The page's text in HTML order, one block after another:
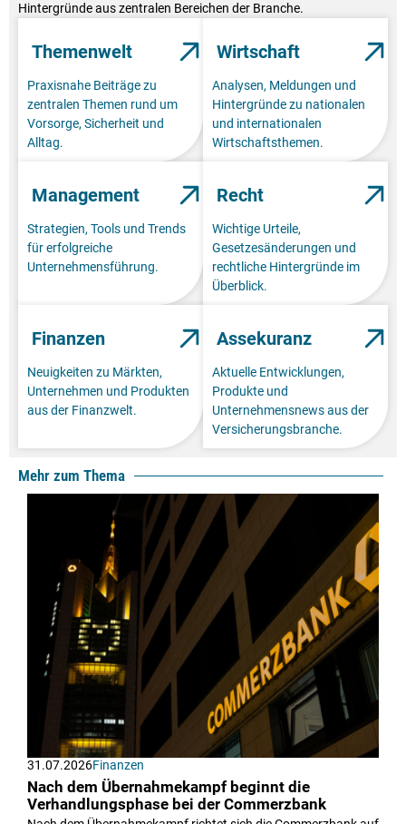
Hintergründe aus zentralen Bereichen der Branche.
Themenwelt
Praxisnahe Beiträge zu
zentralen Themen rund um
Vorsorge, Sicherheit und
Alltag.
Wirtschaft
Analysen, Meldungen und
Hintergründe zu nationalen
und internationalen
Wirtschaftsthemen.
Management
Strategien, Tools und Trends
für erfolgreiche
Unternehmensführung.
Recht
Wichtige Urteile,
Gesetzesänderungen und
rechtliche Hintergründe im
Überblick.
Finanzen
Neuigkeiten zu Märkten,
Unternehmen und Produkten
aus der Finanzwelt.
Assekuranz
Aktuelle Entwicklungen,
Produkte und
Unternehmensnews aus der
Versicherungsbranche.
Mehr zum Thema
31.07.2026Finanzen
Nach dem Übernahmekampf beginnt die
Verhandlungsphase bei der Commerzbank